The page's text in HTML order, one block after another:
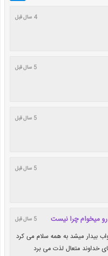
4 سال قبل
5 سال قبل
5 سال قبل
5 سال قبل
میخوام چرا نیست 5 سال قبل
بیدار میشد به همه سلام می کرد
خداوند متعال لذت می برد